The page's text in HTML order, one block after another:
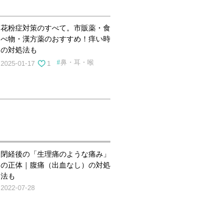
花粉症対策のすべて。市販薬・食
べ物・漢方薬のおすすめ！痒い時
の対処法も
2025-01-17 1 鼻・耳・喉
閉経後の「生理痛のような痛み」
の正体｜腹痛（出血なし）の対処
法も
2022-07-28